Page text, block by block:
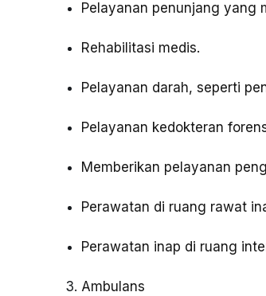
Pelayanan penunjang yang
Rehabilitasi medis.
Pelayanan darah, seperti
Pelayanan kedokteran
Memberikan pelayanan
Perawatan di ruang rawat
Perawatan inap di ruang
Ambulans